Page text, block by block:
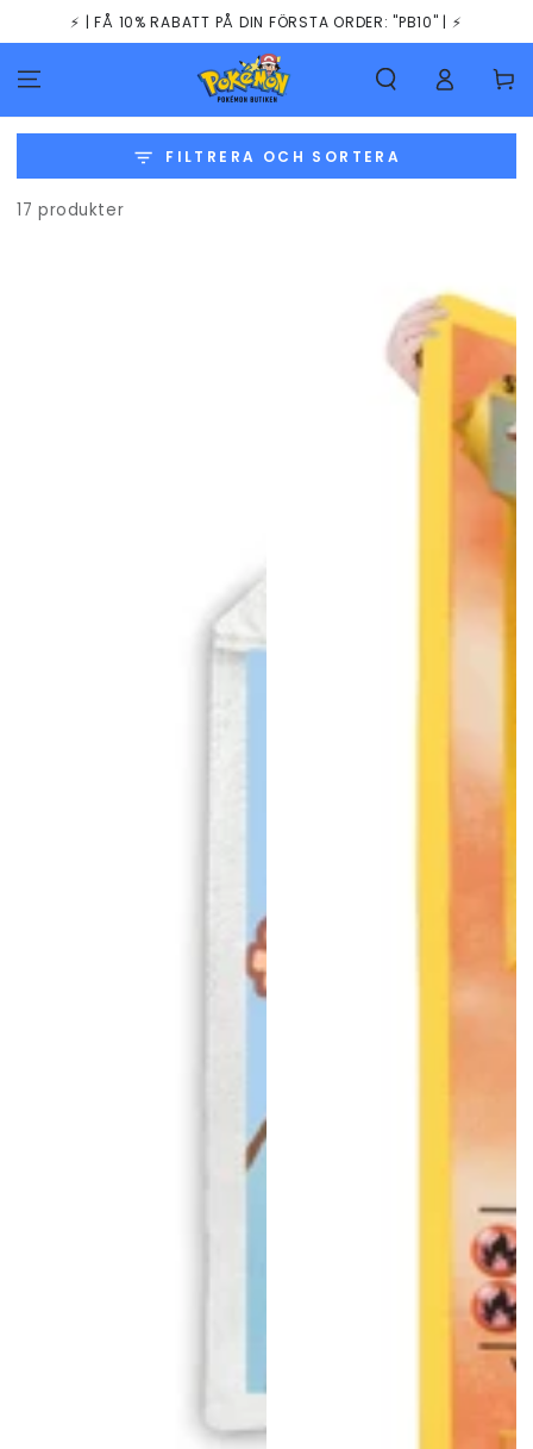
HOPPA TILL
INNEHÅLLET
⚡️ | FÅ 10% RABATT PÅ DIN FÖRSTA ORDER: "PB10" | ⚡️
FILTRERA OCH SORTERA
17 produkter